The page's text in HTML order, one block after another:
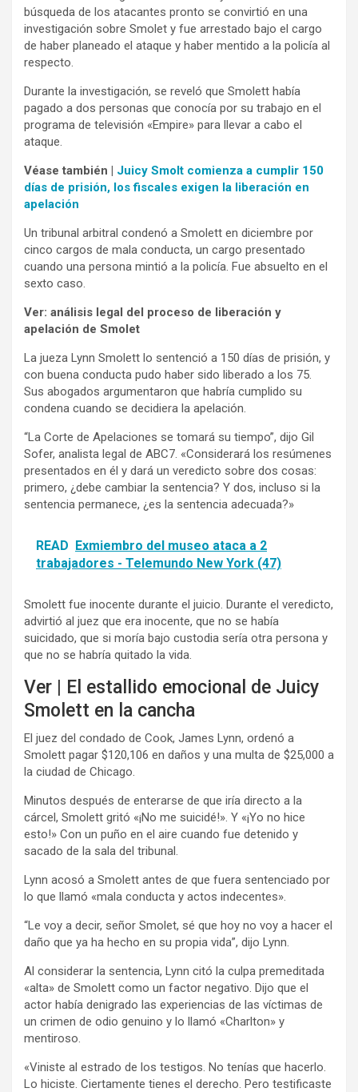
búsqueda de los atacantes pronto se convirtió en una
investigación sobre Smolet y fue arrestado bajo el cargo
de haber planeado el ataque y haber mentido a la policía al
respecto.
Durante la investigación, se reveló que Smolett había
pagado a dos personas que conocía por su trabajo en el
programa de televisión «Empire» para llevar a cabo el
ataque.
Véase también | Juicy Smolt comienza a cumplir 150
días de prisión, los fiscales exigen la liberación en
apelación
Un tribunal arbitral condenó a Smolett en diciembre por
cinco cargos de mala conducta, un cargo presentado
cuando una persona mintió a la policía. Fue absuelto en el
sexto caso.
Ver: análisis legal del proceso de liberación y
apelación de Smolet
La jueza Lynn Smolett lo sentenció a 150 días de prisión, y
con buena conducta pudo haber sido liberado a los 75.
Sus abogados argumentaron que habría cumplido su
condena cuando se decidiera la apelación.
“La Corte de Apelaciones se tomará su tiempo”, dijo Gil
Sofer, analista legal de ABC7. «Considerará los resúmenes
presentados en él y dará un veredicto sobre dos cosas:
primero, ¿debe cambiar la sentencia? Y dos, incluso si la
sentencia permanece, ¿es la sentencia adecuada?»
READ Exmiembro del museo ataca a 2
trabajadores - Telemundo New York (47)
Smolett fue inocente durante el juicio. Durante el veredicto,
advirtió al juez que era inocente, que no se había
suicidado, que si moría bajo custodia sería otra persona y
que no se habría quitado la vida.
Ver | El estallido emocional de Juicy
Smolett en la cancha
El juez del condado de Cook, James Lynn, ordenó a
Smolett pagar $120,106 en daños y una multa de $25,000 a
la ciudad de Chicago.
Minutos después de enterarse de que iría directo a la
cárcel, Smolett gritó «¡No me suicidé!». Y «¡Yo no hice
esto!» Con un puño en el aire cuando fue detenido y
sacado de la sala del tribunal.
Lynn acosó a Smolett antes de que fuera sentenciado por
lo que llamó «mala conducta y actos indecentes».
“Le voy a decir, señor Smolet, sé que hoy no voy a hacer el
daño que ya ha hecho en su propia vida”, dijo Lynn.
Al considerar la sentencia, Lynn citó la culpa premeditada
«alta» de Smolett como un factor negativo. Dijo que el
actor había denigrado las experiencias de las víctimas de
un crimen de odio genuino y lo llamó «Charlton» y
mentiroso.
«Viniste al estrado de los testigos. No tenías que hacerlo.
Lo hiciste. Ciertamente tienes el derecho. Pero testificaste